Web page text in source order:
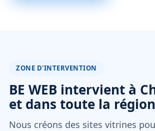
ZONE D'INTERVENTION
BE WEB intervient à
et dans toute la
Nous créons des sites vitrines